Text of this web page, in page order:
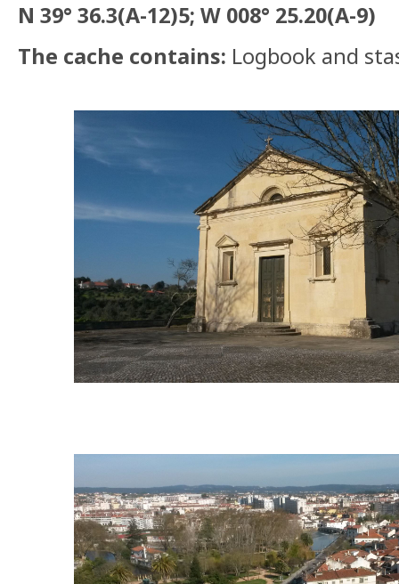
N 39° 36.3(A-12)5; W 008° 25.20(A-9)
The cache contains: Logbook and